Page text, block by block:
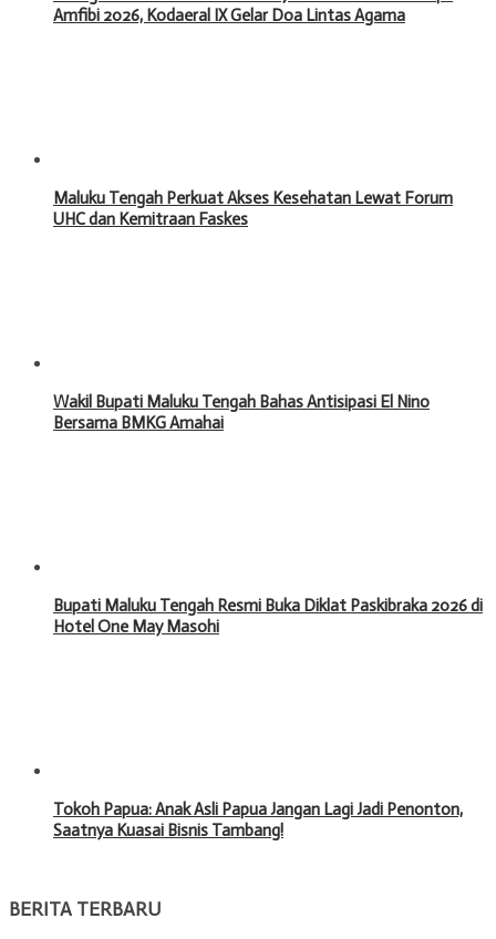
Amfibi 2026, Kodaeral IX Gelar Doa Lintas Agama
Maluku Tengah Perkuat Akses Kesehatan Lewat Forum
UHC dan Kemitraan Faskes
Wakil Bupati Maluku Tengah Bahas Antisipasi El Nino
Bersama BMKG Amahai
Bupati Maluku Tengah Resmi Buka Diklat Paskibraka 2026 di
Hotel One May Masohi
Tokoh Papua: Anak Asli Papua Jangan Lagi Jadi Penonton,
Saatnya Kuasai Bisnis Tambang!
BERITA TERBARU